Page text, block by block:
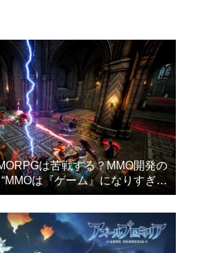
は苦戦する？MMO開発の
は『ゲーム』になりすぎ